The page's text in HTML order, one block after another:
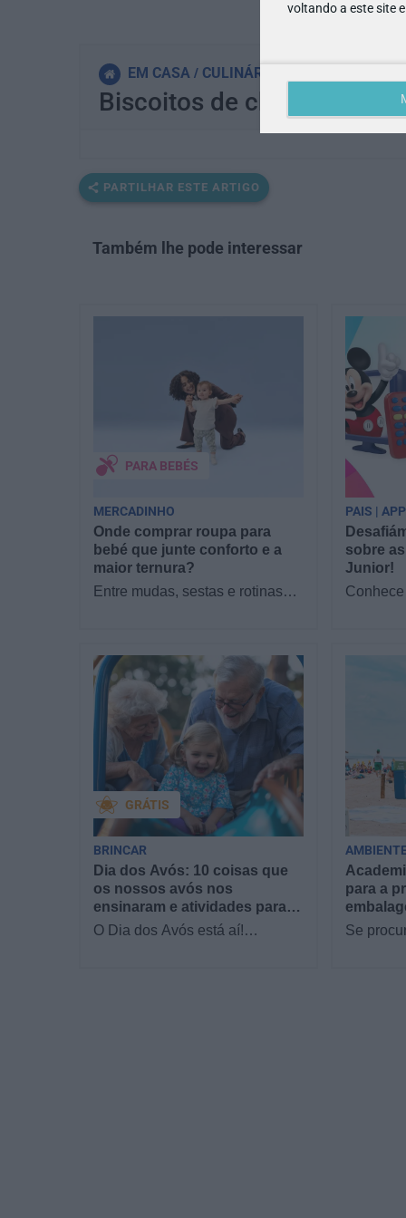
voltando a este site
EM CASA CULINÁRIA
Biscoitos de chocolate
PARTILHAR ESTE ARTIGO
Também lhe pode interessar
Onde comprar roupa para
bebé que junte conforto e a
maior ternura?
Entre mudas, sestas e rotinas
PARA BEBÉS
MERCADINHO
sobre
Junior!
PAIS |
Dia dos Avós: 10 coisas que
os nossos avós nos
ensinaram e atividades para
os celebrar
O Dia dos Avós está aí!
GRÁTIS
BRINCAR
para a
até 31
Se